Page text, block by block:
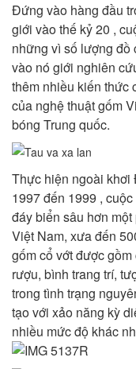
Đứng vào hàng đầu
giới vào thế kỷ 20 ,
những vì số lượng đồ
vào nó giới nghiên
thêm nhiều kiến thức
của nghệ thuật gốm
bóng Trung quốc.
Thực hiện ngoài khơi
1997 đến 1999 ,
đáy biển sâu hơn
Việt Nam, xưa đến
gốm cổ vớt được
rượu, bình trang trí,
trong tình trạng
tạo với xảo năng kỳ
nhiều mức độ khác